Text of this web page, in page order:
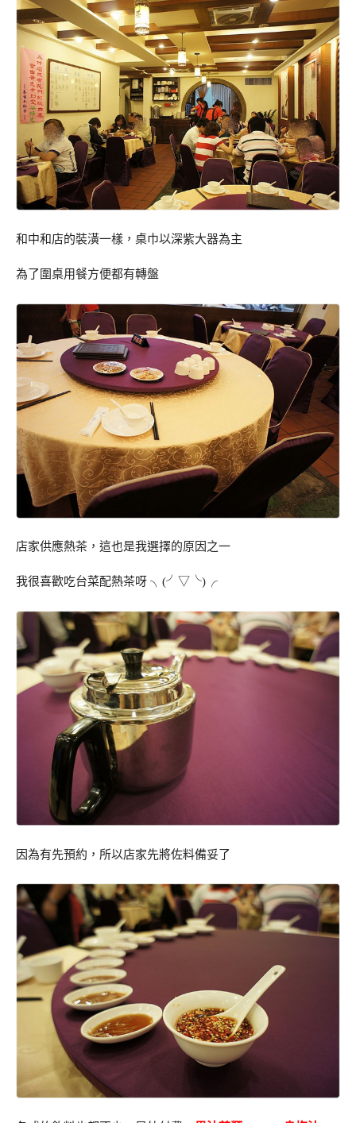
和中和店的裝潢一樣，桌巾以深紫大器為主
為了圍桌用餐方便都有轉盤
店家供應熱茶，這也是我選擇的原因之一
我很喜歡吃台菜配熱茶呀 ╮(╯▽╰)╭
因為有先預約，所以店家先將佐料備妥了